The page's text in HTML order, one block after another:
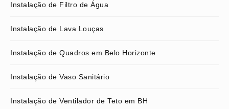
Instalação de Filtro de Água
Instalação de Lava Louças
Instalação de Quadros em Belo Horizonte
Instalação de Vaso Sanitário
Instalação de Ventilador de Teto em BH